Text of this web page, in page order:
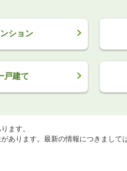
ション
戸建て
ます。
ります。最新の情報につきまして